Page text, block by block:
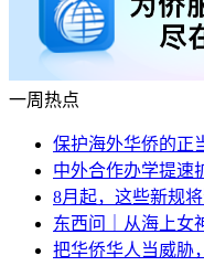
一周热点
保护海外华侨的正
中外合作办学提速
8月起，这些新规
东西问｜从海上女
把华侨华人当威胁